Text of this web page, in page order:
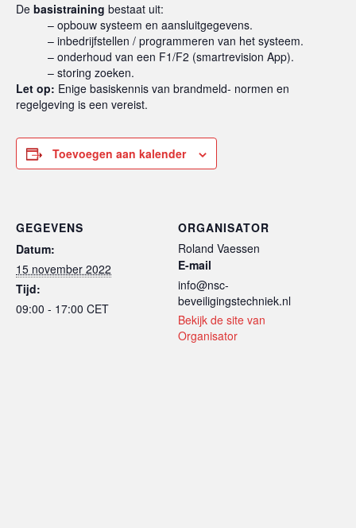
De basistraining bestaat uit:
– opbouw systeem en aansluitgegevens.
– inbedrijfstellen / programmeren van het systeem.
– onderhoud van een F1/F2 (smartrevision App).
– storing zoeken.
Let op: Enige basiskennis van brandmeld- normen en
regelgeving is een vereist.
Toevoegen aan kalender
GEGEVENS
Datum:
15 november 2022
Tijd:
09:00 - 17:00 CET
ORGANISATOR
Roland Vaessen
E-mail
info@nsc-
beveiligingstechniek.nl
Bekijk de site van
Organisator